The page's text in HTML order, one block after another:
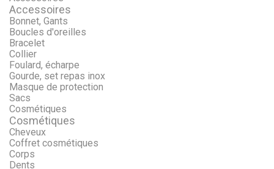
Accessoires
Bonnet, Gants
Boucles d'oreilles
Bracelet
Collier
Foulard, écharpe
Gourde, set repas inox
Masque de protection
Sacs
Cosmétiques
Cosmétiques
Cheveux
Coffret cosmétiques
Corps
Dents